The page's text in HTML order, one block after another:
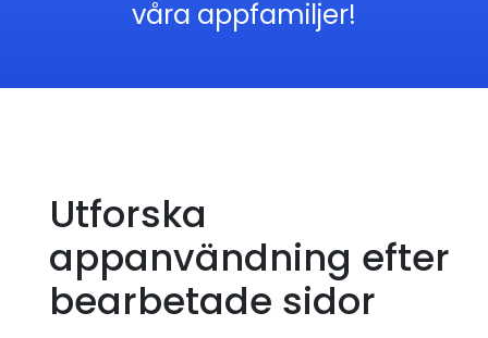
våra appfamiljer!
Utforska
appanvändning efter
bearbetade sidor